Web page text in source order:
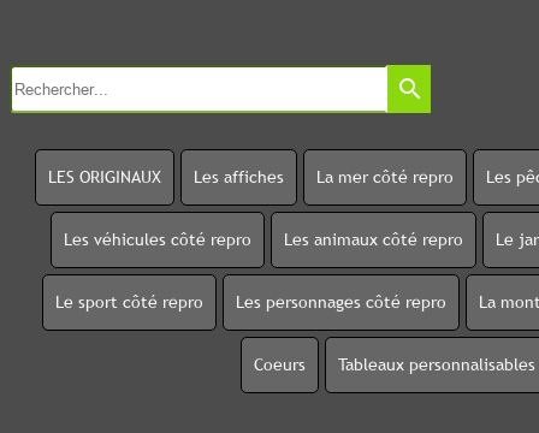
search
LES ORIGINAUX Les affiches La mer côté repro Les
Les véhicules côté repro Les animaux côté repro Le
Le sport côté repro Les personnages côté repro La
Coeurs Tableaux personnalisables